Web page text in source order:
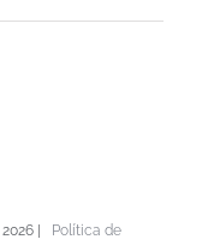
2026 | Política de